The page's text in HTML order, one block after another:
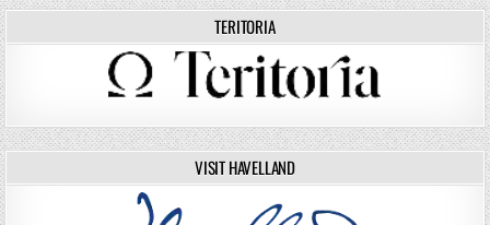
TERITORIA
VISIT HAVELLAND